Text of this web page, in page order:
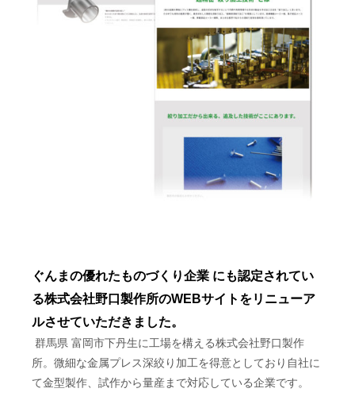
ぐんまの優れたものづくり企業 にも認定されてい
る株式会社野口製作所のWEBサイトをリニューア
ルさせていただきました。
群馬県 富岡市下丹生に工場を構える株式会社野口製作
所。微細な金属プレス深絞り加工を得意としており自社に
て金型製作、試作から量産まで対応している企業です。